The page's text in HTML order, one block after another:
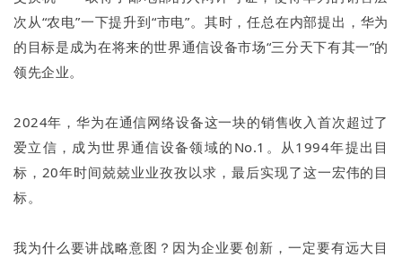
次从“农电”一下提升到“市电”。其时，任总在内部提出，华为
的目标是成为在将来的世界通信设备市场“三分天下有其一”的
领先企业。
2024年，华为在通信网络设备这一块的销售收入首次超过了
爱立信，成为世界通信设备领域的No.1。从1994年提出目
标，20年时间兢兢业业孜孜以求，最后实现了这一宏伟的目
标。
我为什么要讲战略意图？因为企业要创新，一定要有远大目